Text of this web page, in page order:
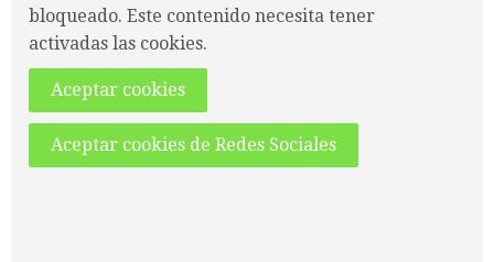
bloqueado. Este contenido necesita tener
activadas las cookies.
Aceptar cookies
Aceptar cookies de Redes Sociales